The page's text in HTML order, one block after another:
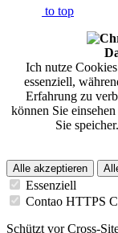
to top
Ich nutze
essenziell,
Erfahrung zu
können Sie
Sie
Alle akzeptieren
Essenziell
Contao HTTPS
Schützt vor Cross-